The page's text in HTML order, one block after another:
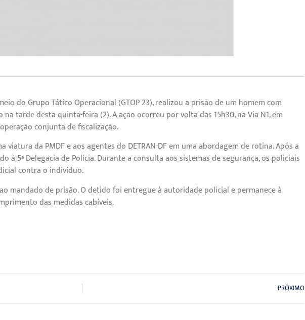
do Grupo Tático Operacional (GTOP 23), realizou a prisão de um homem com
tarde desta quinta-feira (2). A ação ocorreu por volta das 15h30, na Via N1, em
conjunta de fiscalização.
viatura da PMDF e aos agentes do DETRAN-DF em uma abordagem de rotina. Após a
à 5ª Delegacia de Polícia. Durante a consulta aos sistemas de segurança, os policiais
contra o indivíduo.
mandado de prisão. O detido foi entregue à autoridade policial e permanece à
das medidas cabíveis.
PRÓXIMO